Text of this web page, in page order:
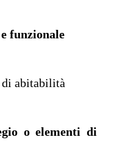
funzionale
di abitabilità
o elementi di